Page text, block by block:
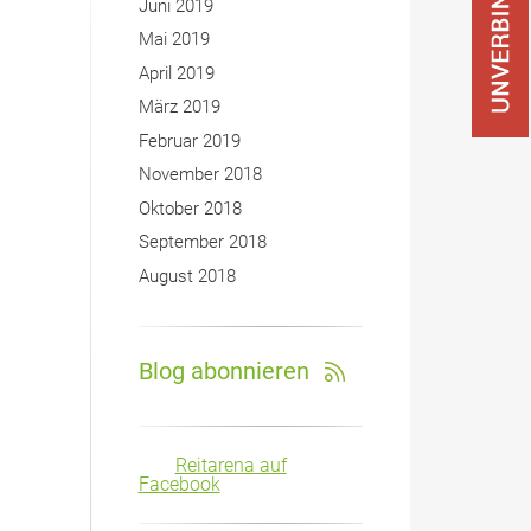
Juni 2019
Mai 2019
April 2019
März 2019
Februar 2019
November 2018
Oktober 2018
September 2018
August 2018
Blog abonnieren
Reitarena auf
Facebook